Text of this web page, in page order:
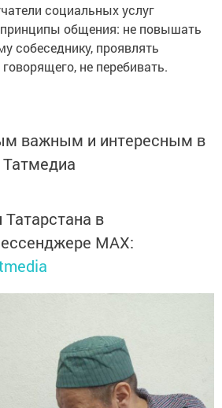
социальных услуг
общения: не повышать
собеседнику, проявлять
не перебивать.
важным и интересным в
Татмедиа
Татарстана в
MАХ: